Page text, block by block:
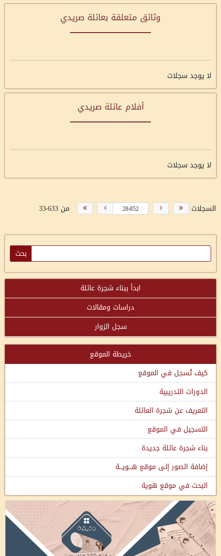
وثائق متعلقة بعائلة صريدي
لا يوجد سجلات
أفلام عائلة صريدي
لا يوجد سجلات
السجلات من 33٬633
ابدأ ببناء شجرة عائلة
دراسات ومقالات
سجل الزوار
خريطة الموقع
كيف تُسجل في الموقع
الدورات التدريبية
التعريف عن شجرة العائلة
التسجيل في الموقع
بناء شجرة عائلة جديدة
إضافة الصور إلى موقع هـــويـــة
البحث في موقع هوية